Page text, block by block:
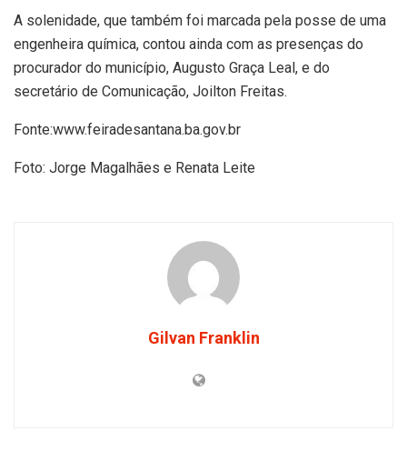
A solenidade, que também foi marcada pela posse de uma
engenheira química, contou ainda com as presenças do
procurador do município, Augusto Graça Leal, e do
secretário de Comunicação, Joilton Freitas.
Fonte:www.feiradesantana.ba.gov.br
Foto: Jorge Magalhães e Renata Leite
Gilvan Franklin